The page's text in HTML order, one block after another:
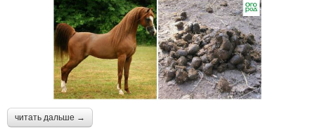
читать дальше →